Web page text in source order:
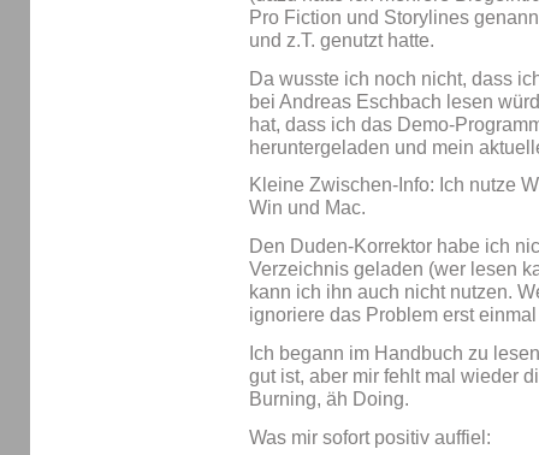
Pro Fiction und Storylines
und z.T. genutzt hatte.
Da wusste ich noch nicht, dass
bei Andreas Eschbach lesen
hat, dass ich das Demo-
heruntergeladen und mein
Kleine Zwischen-Info: Ich nutze
Win und Mac.
Den Duden-Korrektor habe ich
Verzeichnis geladen (wer lesen
kann ich ihn auch nicht nutzen.
ignoriere das Problem erst
Ich begann im Handbuch zu
gut ist, aber mir fehlt mal wieder
Burning, äh Doing.
Was mir sofort positiv auffiel: